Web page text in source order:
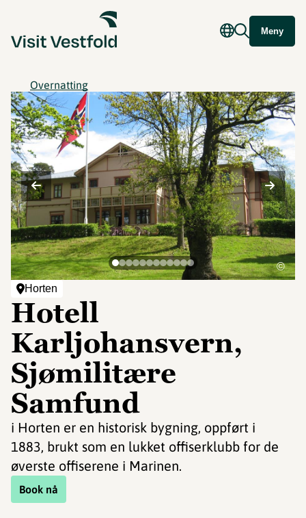
Meny
Overnatting
Horten
Hotell
Karljohansvern,
Sjømilitære
Samfund
i Horten er en historisk bygning, oppført i
1883, brukt som en lukket offiserklubb for de
øverste offiserene i Marinen.
Book nå
©